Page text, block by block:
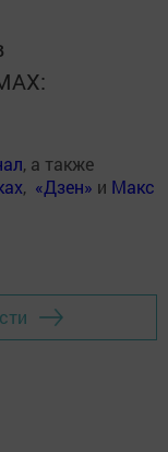
, а также
, «Дзен» и Макс